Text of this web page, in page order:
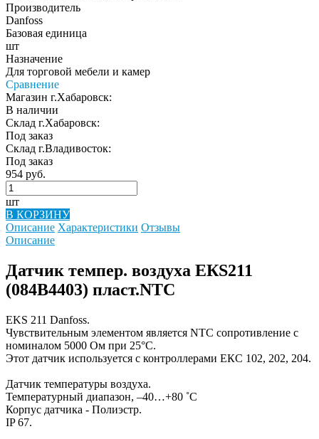
Производитель
Danfoss
Базовая единица
шт
Назначение
Для торговой мебели и камер
Сравнение
Магазин г.Хабаровск:
В наличии
Склад г.Хабаровск:
Под заказ
Склад г.Владивосток:
Под заказ
954 руб.
шт
В КОРЗИНУ
Описание Характеристики Отзывы
Описание
Датчик темпер. воздуха ЕКS211
(084B4403) пласт.NTC
EKS 211 Danfoss.
Чувствительным элементом является NTC сопротивление с
номиналом 5000 Ом при 25°С.
Этот датчик используется с контроллерами ЕКС 102, 202, 204.
Датчик температуры воздуха.
Температурный диапазон, –40…+80 ˚С
Корпус датчика - Полиэстр.
IP 67.